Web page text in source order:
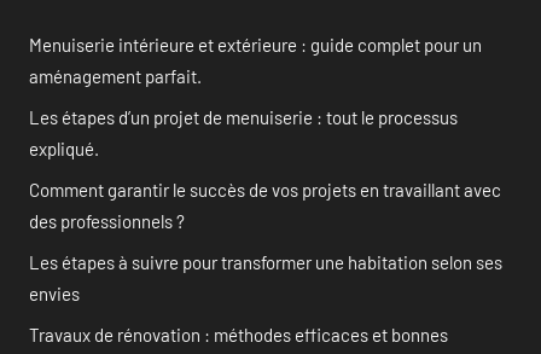
Menuiserie intérieure et extérieure : guide complet pour un
aménagement parfait.
Les étapes d’un projet de menuiserie : tout le processus
expliqué.
Comment garantir le succès de vos projets en travaillant avec
des professionnels ?
Les étapes à suivre pour transformer une habitation selon ses
envies
Travaux de rénovation : méthodes efficaces et bonnes